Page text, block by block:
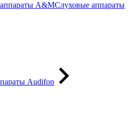
Слуховые аппараты
Audifon